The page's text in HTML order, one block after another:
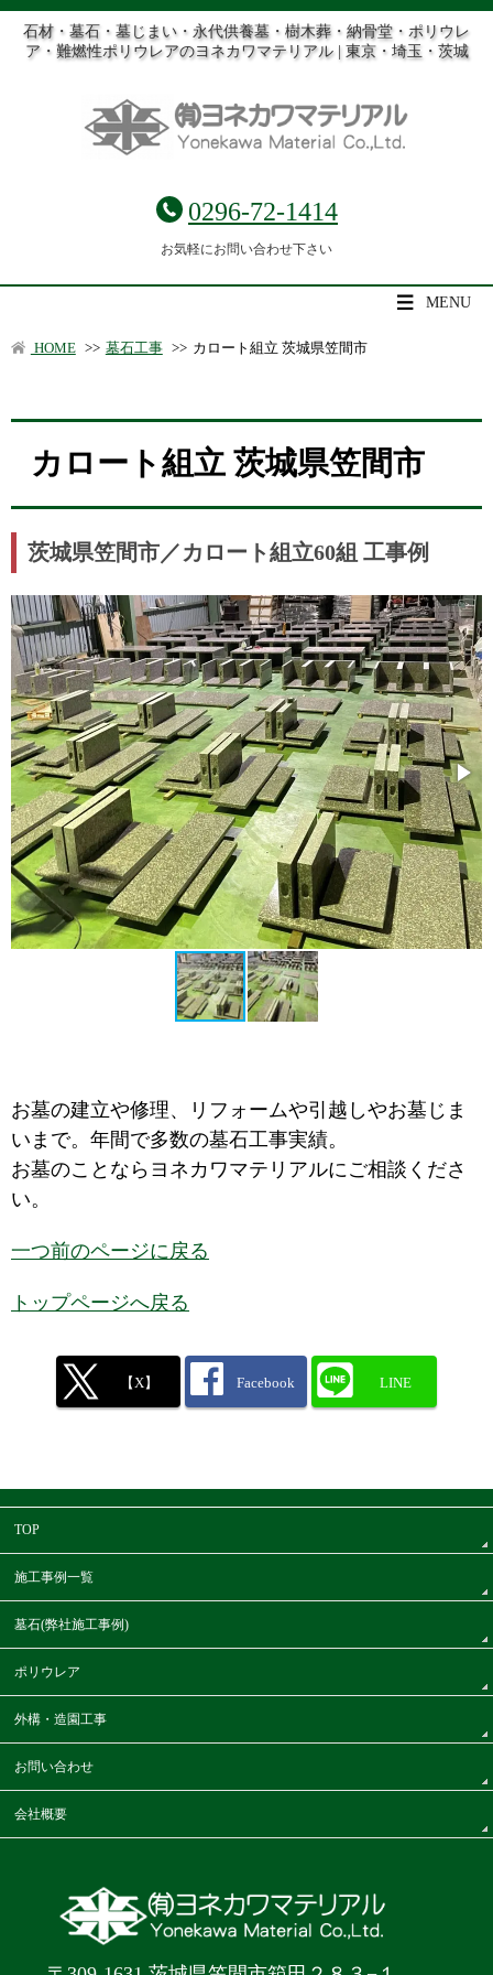
石材・墓石・墓じまい・永代供養墓・樹木葬・納骨堂・ポリウレ
ア・難燃性ポリウレアのヨネカワマテリアル | 東京・埼玉・茨城
0296-72-1414
お気軽にお問い合わせ下さい
MENU
HOME >> 墓石工事 >> カロート組立 茨城県笠間市
カロート組立 茨城県笠間市
茨城県笠間市／カロート組立60組 工事例
お墓の建立や修理、リフォームや引越しやお墓じま
いまで。年間で多数の墓石工事実績。
お墓のことならヨネカワマテリアルにご相談くださ
い。
一つ前のページに戻る
トップページへ戻る
【X】 Facebook LINE
TOP
施工事例一覧
墓石(弊社施工事例)
ポリウレア
外構・造園工事
お問い合わせ
会社概要